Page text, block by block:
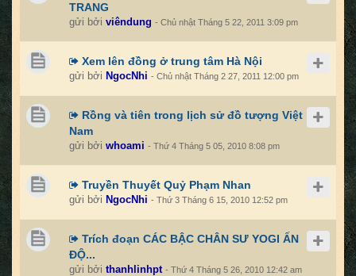
TRANG
gửi bởi viêndung - Chủ nhật Tháng 5 22, 2011 3:09 pm
Xem lên đồng ở trung tâm Hà Nội
gửi bởi NgocNhi - Chủ nhật Tháng 2 27, 2011 12:00 pm
Rồng và tiên trong lịch sử đồ tượng Việt
Nam
gửi bởi whoami - Thứ 4 Tháng 5 05, 2010 8:08 pm
Truyền Thuyết Quỷ Phạm Nhan
gửi bởi NgocNhi - Thứ 3 Tháng 6 15, 2010 12:52 pm
Trích đoạn CÁC BẬC CHÂN SƯ YOGI ẤN
ĐỘ...
gửi bởi thanhlinhpt - Thứ 4 Tháng 5 26, 2010 12:42 am